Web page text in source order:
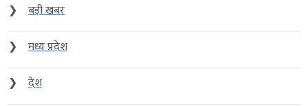
❯
बड़ी खबर
❯
मध्य प्रदेश
❯
देश